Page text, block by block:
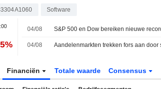
Software
04/08
04/08
Financiën Totale waarde Consensus